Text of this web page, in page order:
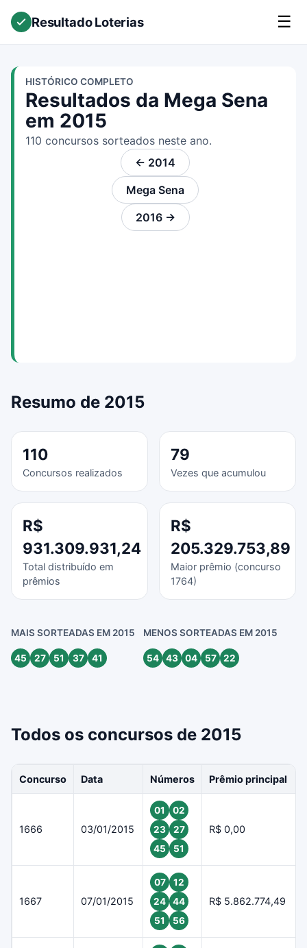
Resultado Loterias ☰
HISTÓRICO COMPLETO
Resultados da Mega Sena
em 2015
110 concursos sorteados neste ano.
← 2014
Mega Sena
2016 →
Resumo de 2015
110
Concursos realizados
79
Vezes que acumulou
R$
931.309.931,24
Total distribuído em
prêmios
R$
205.329.753,89
Maior prêmio (concurso
1764)
MAIS SORTEADAS EM 2015
45 27 51 37 41
MENOS SORTEADAS EM 2015
54 43 04 57 22
Todos os concursos de 2015
Concurso Data Números Prêmio principal
1666 03/01/2015
01
02
23
27
45
51
R$ 0,00
1667 07/01/2015
07
12
24
44
51
56
R$ 5.862.774,49